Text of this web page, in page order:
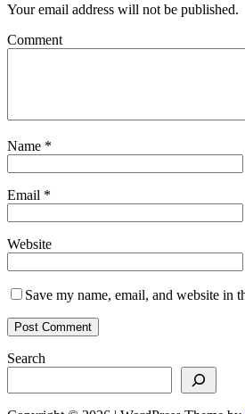
Your email address will not be published.
Comment
Name *
Email *
Website
Save my name, email, and website in
Search